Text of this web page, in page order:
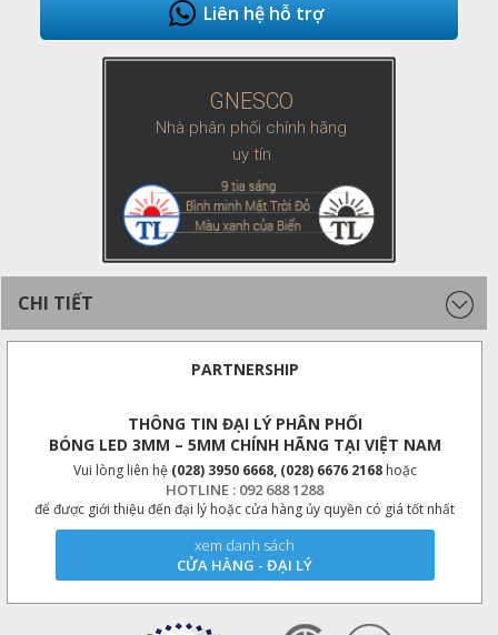
Liên hệ hỗ trợ
GNESCO
Nhà phân phối chính hãng
uy tín
CHI TIẾT
PARTNERSHIP
THÔNG TIN ĐẠI LÝ PHÂN PHỐI
BÓNG LED 3MM – 5MM CHÍNH HÃNG TẠI VIỆT NAM
Vui lòng liên hệ (028) 3950 6668, (028) 6676 2168hoặc
HOTLINE : 092 688 1288
để được giới thiệu đến đại lý hoặc cửa hàng ủy quyền có giá tốt nhất
xem danh sách
CỬA HÀNG - ĐẠI LÝ